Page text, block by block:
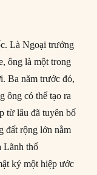
Là Ngoại trưởng
ông là một trong
Ba năm trước đó,
ông có thể tạo ra
từ lâu đã tuyên bố
đất rộng lớn nằm
Lãnh thổ
ký một hiệp ước